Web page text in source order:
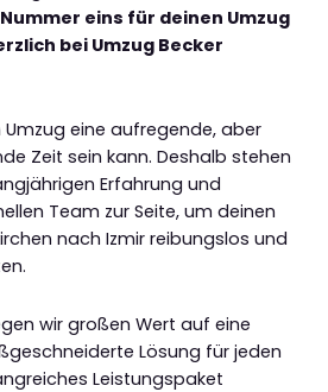
eins für deinen Umzug
bei Umzug Becker
Umzug eine aufregende, aber
Zeit sein kann. Deshalb stehen
Erfahrung und
Team zur Seite, um deinen
nach Izmir reibungslos und
wir großen Wert auf eine
Lösung für jeden
Leistungspaket